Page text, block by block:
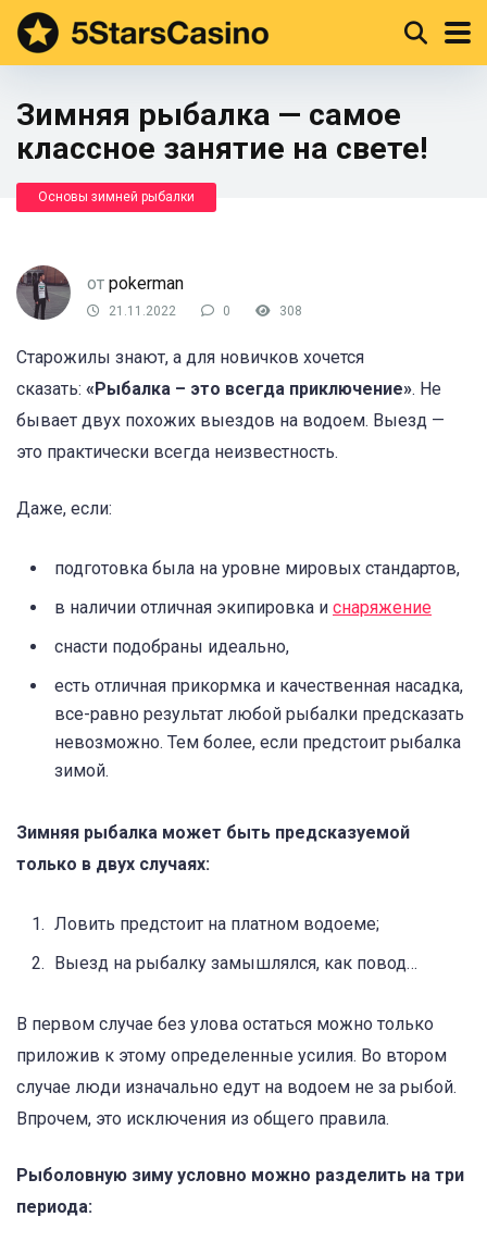
Зимняя рыбалка — самое
классное занятие на свете!
Основы зимней рыбалки
от pokerman
21.11.2022 0 308
Старожилы знают, а для новичков хочется
сказать: «Рыбалка – это всегда приключение». Не
бывает двух похожих выездов на водоем. Выезд —
это практически всегда неизвестность.
Даже, если:
подготовка была на уровне мировых стандартов,
в наличии отличная экипировка и снаряжение
снасти подобраны идеально,
есть отличная прикормка и качественная насадка,
все-равно результат любой рыбалки предсказать
невозможно. Тем более, если предстоит рыбалка
зимой.
Зимняя рыбалка может быть предсказуемой
только в двух случаях:
Ловить предстоит на платном водоеме;
Выезд на рыбалку замышлялся, как повод…
В первом случае без улова остаться можно только
приложив к этому определенные усилия. Во втором
случае люди изначально едут на водоем не за рыбой.
Впрочем, это исключения из общего правила.
Рыболовную зиму условно можно разделить на три
периода: